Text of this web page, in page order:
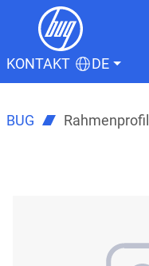
KONTAKT DE
BUG